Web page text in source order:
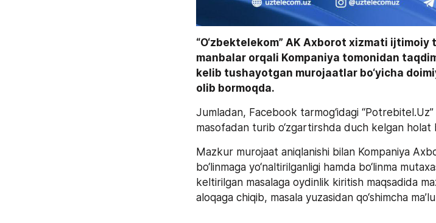
“O‘zbektelekom” AK Axborot xizmati
manbalar orqali Kompaniya tomonidan
kelib tushayotgan murojaatlar bo‘yicha
olib bormoqda.
Jumladan, Facebook tarmog‘idagi
masofadan turib o‘zgartirshda duch kelgan holat
Mazkur murojaat aniqlanishi bilan Kompaniya
bo‘linmaga yo‘naltirilganligi hamda bo‘linma
keltirilgan masalaga oydinlik kiritish maqsadida
aloqaga chiqib, masala yuzasidan qo‘shimcha